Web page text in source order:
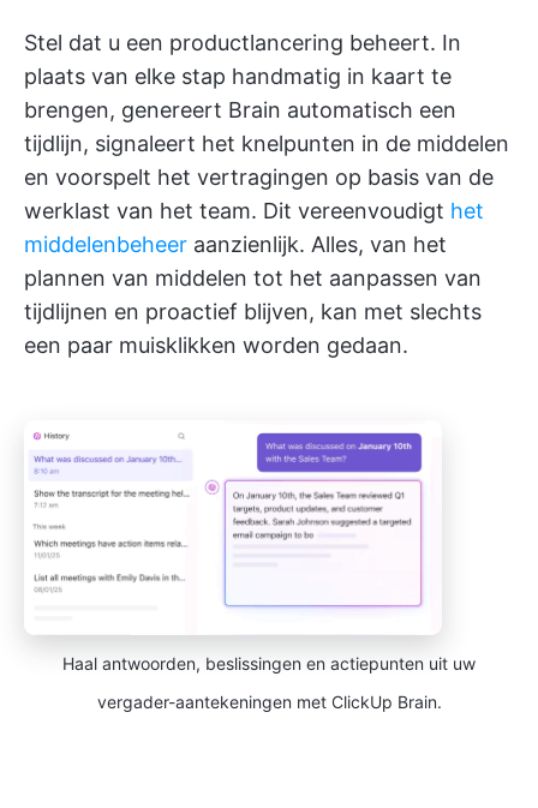
Stel dat u een productlancering beheert. In
plaats van elke stap handmatig in kaart te
brengen, genereert Brain automatisch een
tijdlijn, signaleert het knelpunten in de middelen
en voorspelt het vertragingen op basis van de
werklast van het team. Dit vereenvoudigt het
middelenbeheer aanzienlijk. Alles, van het
plannen van middelen tot het aanpassen van
tijdlijnen en proactief blijven, kan met slechts
een paar muisklikken worden gedaan.
Haal antwoorden, beslissingen en actiepunten uit uw
vergader-aantekeningen met ClickUp Brain.